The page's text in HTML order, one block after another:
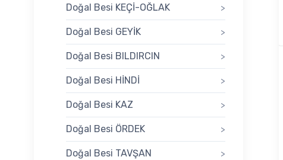
Doğal Besi KEÇİ-OĞLAK >
Doğal Besi GEYİK >
Doğal Besi BILDIRCIN >
Doğal Besi HİNDİ >
Doğal Besi KAZ >
Doğal Besi ÖRDEK >
Doğal Besi TAVŞAN >